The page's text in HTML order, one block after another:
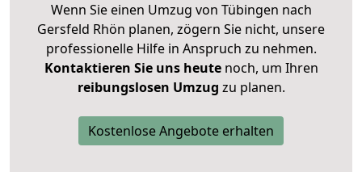
Wenn Sie einen Umzug von Tübingen nach
Gersfeld Rhön planen, zögern Sie nicht, unsere
professionelle Hilfe in Anspruch zu nehmen.
Kontaktieren Sie uns heutenoch, um Ihren
reibungslosen Umzug zu planen.
Kostenlose Angebote erhalten